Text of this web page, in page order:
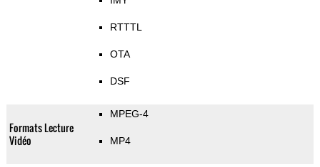
RTTTL
OTA
DSF
Formats Lecture
Vidéo
MPEG-4
MP4